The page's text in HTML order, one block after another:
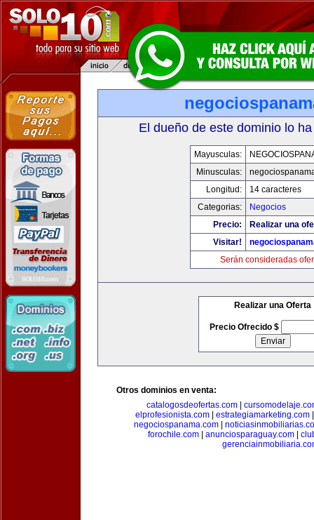
El dueño de este dominio lo
Mayusculas:
Minusculas:
Longitud:
14 caracteres
Categorias:
Negocios
Precio:
Realizar una
Visitar!
Serán consideradas
Realizar una Oferta
Precio Ofrecido $
Otros dominios en venta:
catalogosdeofertas.com|
elprofesionista.com
estrategiamarketing.com
negociospanama.com
forochile.com| anunciosparaguay.com|